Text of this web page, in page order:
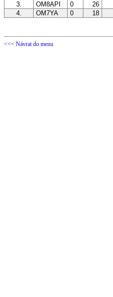
3.
OM8API 0 26
4.
OM7YA 0 18
<<< Návrat do menu